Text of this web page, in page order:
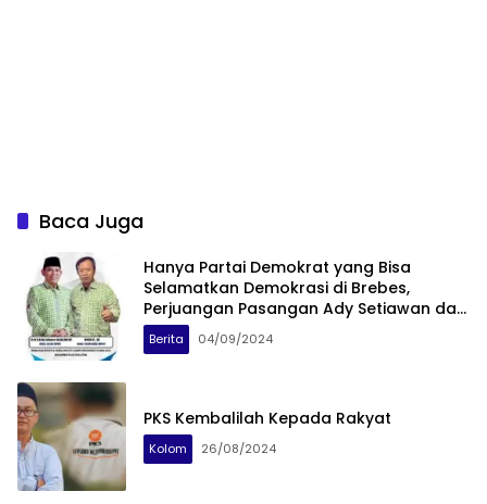
Baca Juga
Hanya Partai Demokrat yang Bisa
Selamatkan Demokrasi di Brebes,
Perjuangan Pasangan Ady Setiawan dan
Wihadi
Berita 04/09/2024
PKS Kembalilah Kepada Rakyat
Kolom 26/08/2024